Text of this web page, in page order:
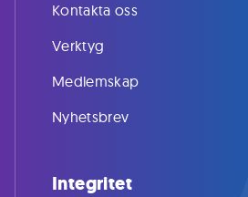
Kontakta oss
Verktyg
Medlemskap
Nyhetsbrev
Integritet